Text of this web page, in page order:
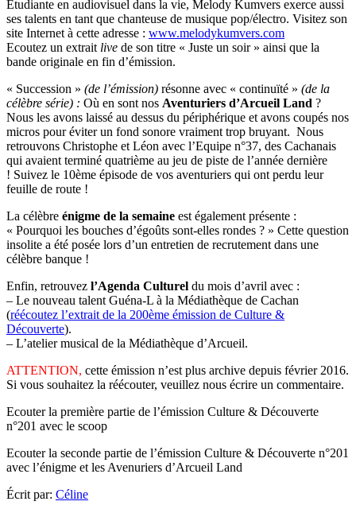
Etudiante en audiovisuel dans la vie, Melody Kumvers exerce aussi
ses talents en tant que chanteuse de musique pop/électro. Visitez son
site Internet à cette adresse : www.melodykumvers.com
Ecoutez un extrait live de son titre « Juste un soir » ainsi que la
bande originale en fin d’émission.
« Succession » (de l’émission) résonne avec « continuïté » (de la
célèbre série) : Où en sont nos Aventuriers d’Arcueil Land ?
Nous les avons laissé au dessus du périphérique et avons coupés nos
micros pour éviter un fond sonore vraiment trop bruyant. Nous
retrouvons Christophe et Léon avec l’Equipe n°37, des Cachanais
qui avaient terminé quatrième au jeu de piste de l’année dernière
! Suivez le 10ème épisode de vos aventuriers qui ont perdu leur
feuille de route !
La célèbre énigme de la semaine est également présente :
« Pourquoi les bouches d’égoûts sont-elles rondes ? » Cette question
insolite a été posée lors d’un entretien de recrutement dans une
célèbre banque !
Enfin, retrouvez l’Agenda Culturel du mois d’avril avec :
– Le nouveau talent Guéna-L à la Médiathèque de Cachan
(réécoutez l’extrait de la 200ème émission de Culture &
Découverte).
– L’atelier musical de la Médiathèque d’Arcueil.
ATTENTION, cette émission n’est plus archive depuis février 2016.
Si vous souhaitez la réécouter, veuillez nous écrire un commentaire.
Ecouter la première partie de l’émission Culture & Découverte
n°201 avec le scoop
Ecouter la seconde partie de l’émission Culture & Découverte n°201
avec l’énigme et les Avenuriers d’Arcueil Land
Écrit par: Céline